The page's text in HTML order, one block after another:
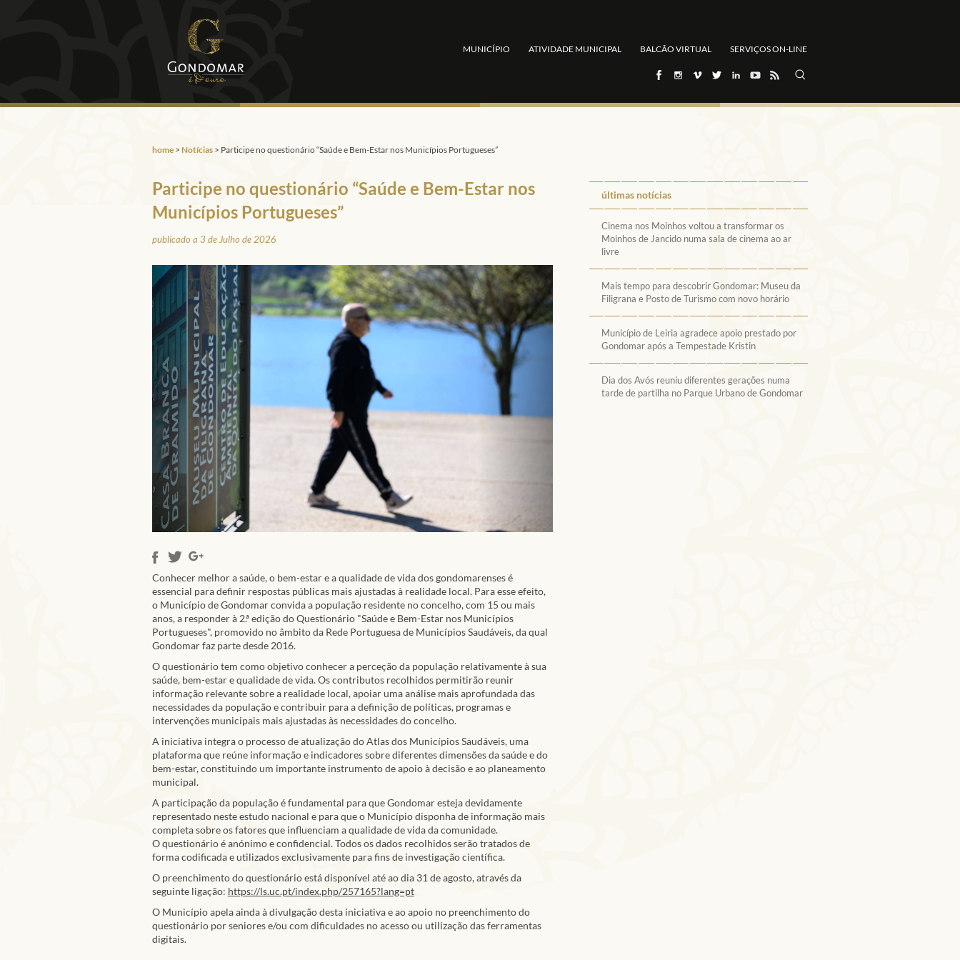
MUNICÍPIO ATIVIDADE MUNICIPAL BALCÃO VIRTUAL SERVIÇOS ON-LINE
home> Notícias> Participe no questionário “Saúde e Bem-Estar nos Municípios Portugueses”
Participe no questionário “Saúde e Bem-Estar nos
Municípios Portugueses”
publicado a 3 de Julho de 2026
Conhecer melhor a saúde, o bem-estar e a qualidade de vida dos gondomarenses é
essencial para definir respostas públicas mais ajustadas à realidade local. Para esse efeito,
o Município de Gondomar convida a população residente no concelho, com 15 ou mais
anos, a responder à 2.ª edição do Questionário "Saúde e Bem-Estar nos Municípios
Portugueses", promovido no âmbito da Rede Portuguesa de Municípios Saudáveis, da qual
Gondomar faz parte desde 2016.
O questionário tem como objetivo conhecer a perceção da população relativamente à sua
saúde, bem-estar e qualidade de vida. Os contributos recolhidos permitirão reunir
informação relevante sobre a realidade local, apoiar uma análise mais aprofundada das
necessidades da população e contribuir para a definição de políticas, programas e
intervenções municipais mais ajustadas às necessidades do concelho.
A iniciativa integra o processo de atualização do Atlas dos Municípios Saudáveis, uma
plataforma que reúne informação e indicadores sobre diferentes dimensões da saúde e do
bem-estar, constituindo um importante instrumento de apoio à decisão e ao planeamento
municipal.
A participação da população é fundamental para que Gondomar esteja devidamente
representado neste estudo nacional e para que o Município disponha de informação mais
completa sobre os fatores que influenciam a qualidade de vida da comunidade.
O questionário é anónimo e confidencial. Todos os dados recolhidos serão tratados de
forma codificada e utilizados exclusivamente para fins de investigação científica.
O preenchimento do questionário está disponível até ao dia 31 de agosto, através da
seguinte ligação: https://ls.uc.pt/index.php/257165?lang=pt
O Município apela ainda à divulgação desta iniciativa e ao apoio no preenchimento do
questionário por seniores e/ou com dificuldades no acesso ou utilização das ferramentas
digitais.
últimas notícias
Cinema nos Moinhos voltou a transformar os
Moinhos de Jancido numa sala de cinema ao ar
livre
Mais tempo para descobrir Gondomar: Museu da
Filigrana e Posto de Turismo com novo horário
Município de Leiria agradece apoio prestado por
Gondomar após a Tempestade Kristin
Dia dos Avós reuniu diferentes gerações numa
tarde de partilha no Parque Urbano de Gondomar